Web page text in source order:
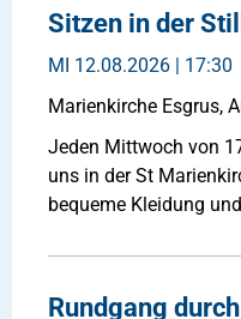
Sitzen in der
MI 12.08.2026 | 17:30
Marienkirche Esgrus,
Jeden Mittwoch von
uns in der St
bequeme Kleidung
Rundgang